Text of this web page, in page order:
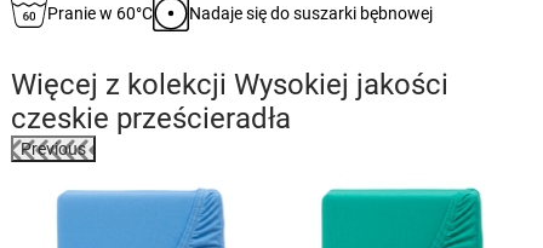
Pranie w 60°C Nadaje się do suszarki bębnowej
Więcej z kolekcji Wysokiej jakości
czeskie prześcieradła
Previous